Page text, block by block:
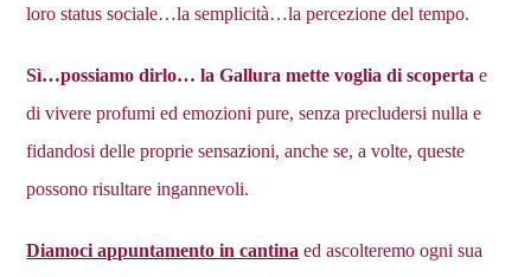
loro status sociale…la semplicità…la percezione del tempo.
Sì…possiamo dirlo… la Gallura mette voglia di scopertae
di vivere profumi ed emozioni pure, senza precludersi nulla e
fidandosi delle proprie sensazioni, anche se, a volte, queste
possono risultare ingannevoli.
Diamoci appuntamento in cantina ed ascolteremo ogni sua